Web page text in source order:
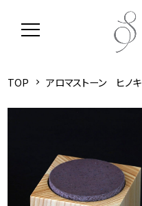
TOP アロマストーン ヒノキ